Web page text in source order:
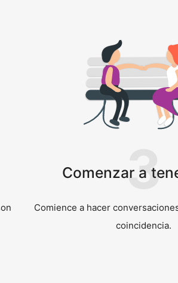
Comenzar a
3
Comience a hacer
coincidencia.